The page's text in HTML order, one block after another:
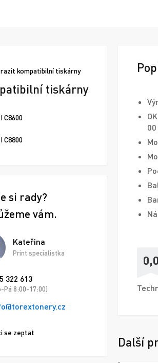
kompatibilní tiskárny
tiskárny
C8600
C8800
si rady?
vám.
Kateřina
Print specialistka
322 613
Pá 8:00-17:00)
se zeptat
0,0
Další